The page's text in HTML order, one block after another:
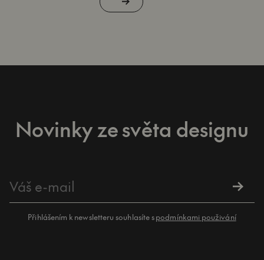
Novinky ze světa designu
Přihlášením k newsletteru souhlasíte spodmínkami použivání